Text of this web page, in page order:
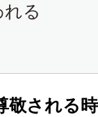
る
敬される